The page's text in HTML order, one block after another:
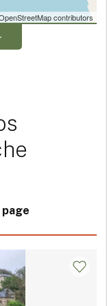
contributors
page